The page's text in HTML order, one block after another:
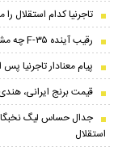
تاجرنیا کدام استقلال را
رقیب آینده F-۳۵ چه مشخصاتی دارد؟
پیام معنادار تاجرنیا
قیمت برنج ایرانی،
جدال حساس لیگ نخبگان
استقلال